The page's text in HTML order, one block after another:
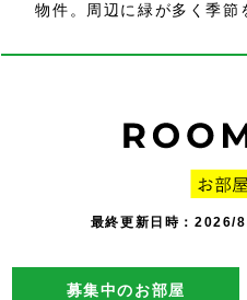
物件。周辺に緑が多く季節
最終更新日時：2026/
募集中のお部屋